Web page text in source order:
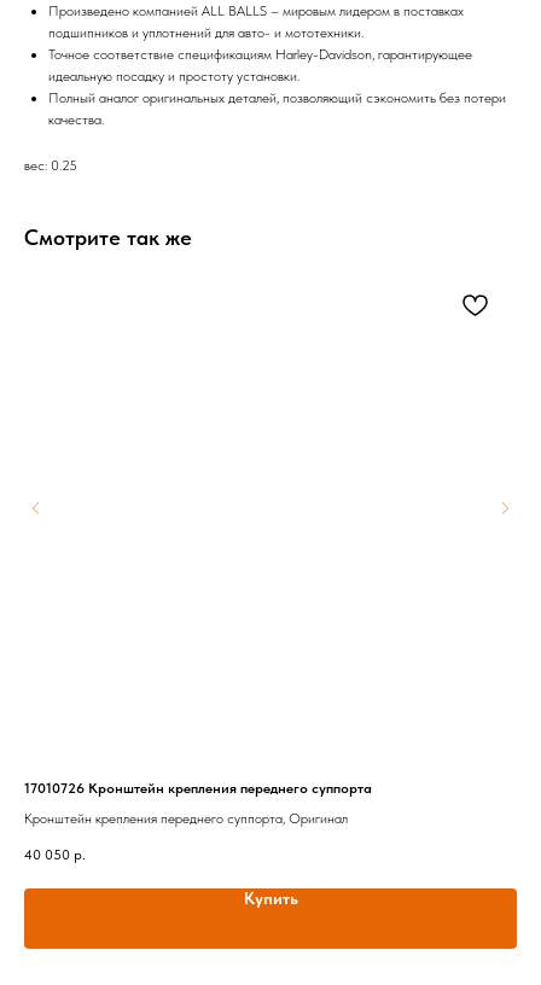
Произведено компанией ALL BALLS – мировым лидером в поставках
подшипников и уплотнений для авто- и мототехники.
Точное соответствие спецификациям Harley-Davidson, гарантирующее
идеальную посадку и простоту установки.
Полный аналог оригинальных деталей, позволяющий сэкономить без потери
качества.
вес: 0.25
Смотрите так же
17010726 Кронштейн крепления переднего суппорта
Кронштейн крепления переднего суппорта, Оригинал
40 050 р.
Купить